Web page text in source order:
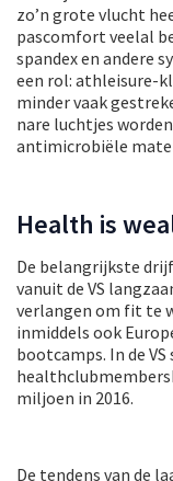
zo’n grote vlucht
pascomfort veelal
spandex en andere
een rol: athleisure-
minder vaak
nare luchtjes
antimicrobiële
Health is
De belangrijkste
vanuit de VS
verlangen om fit te
inmiddels ook
bootcamps. In de
miljoen in 2016.
De tendens van de